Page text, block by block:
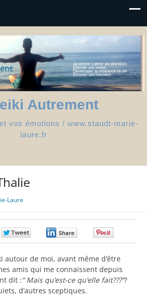
Autrement
vos émotions / www.staudt-marie-
laure.fr
Laure
autour de moi, avant même d’être
amis qui me connaissent depuis
dit :” Mais qu’est-ce qu’elle fait???”?
d’autres sceptiques.